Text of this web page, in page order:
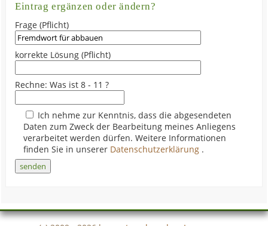
Eintrag ergänzen oder ändern?
Frage (Pflicht)
korrekte Lösung (Pflicht)
Rechne: Was ist 8 - 11 ?
Ich nehme zur Kenntnis, dass die abgesendeten
Daten zum Zweck der Bearbeitung meines Anliegens
verarbeitet werden dürfen. Weitere Informationen
finden Sie in unserer Datenschutzerklärung .